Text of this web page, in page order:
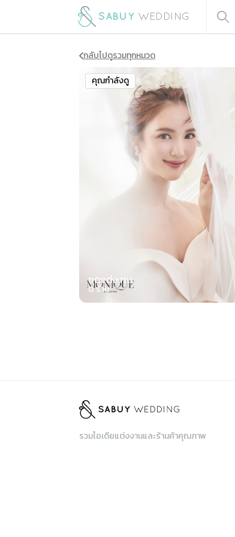
กลับไปดูรวมทุกหมวด
ชุดแต่งงาน
0ร้าน
คุณกำลังดู
รวมไอเดียแต่งงานและร้านค้าคุณภาพ